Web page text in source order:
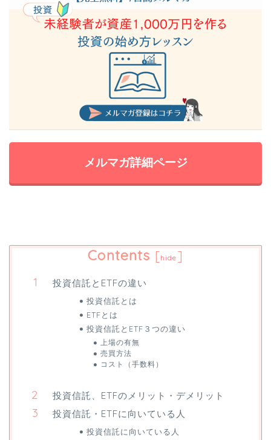
メルマガ詳細ページ
Contents [hide ]
投資信託とETFの違い
投資信託とは
ETFとは
投資信託とETF３つの違い
上場の有無
売買方法
コスト（手数料）
投資信託、ETFのメリット・デメリット
投資信託・ETFに向いている人
投資信託に向いている人